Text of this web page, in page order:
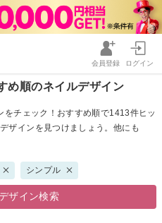
会員登録 ログイン
め順のネイルデザイン
チェック！おすすめ順で1413件ヒッ
ザインを見つけましょう。他にも
シンプル
ザイン検索